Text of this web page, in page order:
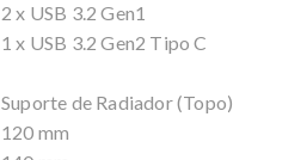
2 x USB 3.2 Gen1
1 x USB 3.2 Gen2 Tipo C
Suporte de Radiador (Topo)
120 mm